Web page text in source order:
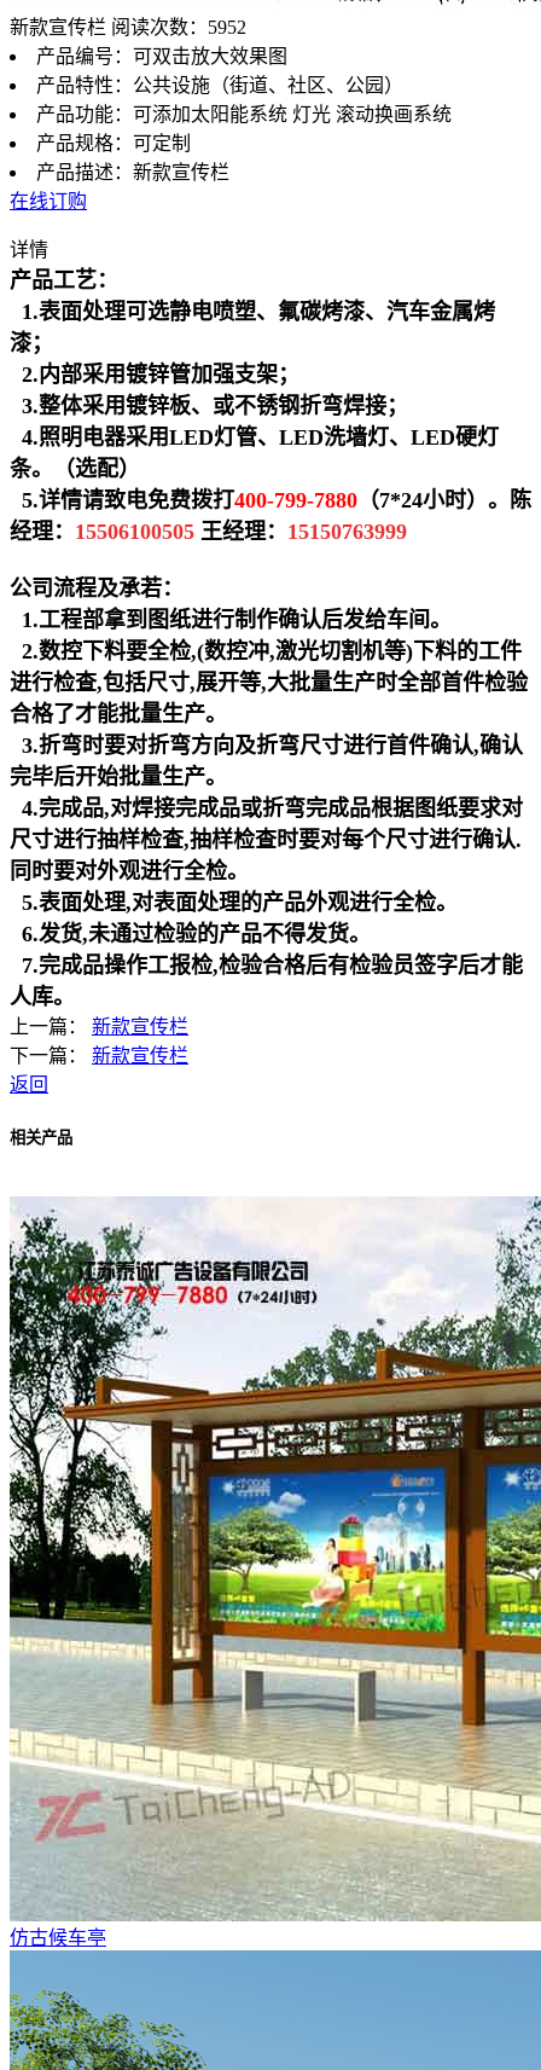
新款宣传栏 阅读次数：5952
产品编号：可双击放大效果图
产品特性：公共设施（街道、社区、公园）
产品功能：可添加太阳能系统 灯光 滚动换画系统
产品规格：可定制
产品描述：新款宣传栏
在线订购
详情
产品工艺：
1.表面处理可选静电喷塑、氟碳烤漆、汽车金属烤
漆；
2. 内部采用镀锌管加强支架；
3.整体采用镀锌板、或不锈钢折弯焊接；
4.照明电器采用LED灯管、LED洗墙灯、LED硬灯
条。（选配）
5.详情请致电免费拨打400-799-7880 （7*24小时）。陈
经理： 15506100505 王经理： 15150763999
公司流程及承若：
1.工程部拿到图纸进行制作确认后发给车间。
2.数控下料要全检,(数控冲,激光切割机等)下料的工件
进行检查,包括尺寸,展开等,大批量生产时全部首件检验
合格了才能批量生产。
3.折弯时要对折弯方向及折弯尺寸进行首件确认,确认
完毕后开始批量生产。
4.完成品,对焊接完成品或折弯完成品根据图纸要求对
尺寸进行抽样检查,抽样检查时要对每个尺寸进行确认.
同时要对外观进行全检。
5.表面处理,对表面处理的产品外观进行全检。
6.发货,未通过检验的产品不得发货。
7.完成品操作工报检,检验合格后有检验员签字后才能
人库。
上一篇： 新款宣传栏
下一篇： 新款宣传栏
返回
相关产品
仿古候车亭